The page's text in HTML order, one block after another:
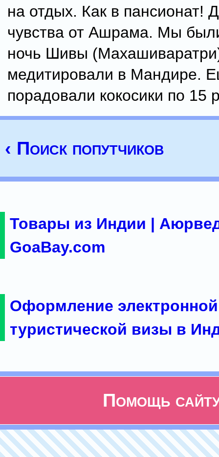
на отдых. Как в пансионат!
чувства от Ашрама. Мы
ночь Шивы
медитировали в Мандире.
порадовали кокосики по 15
‹ Поиск попутчиков
Товары из Индии |
GoaBay.com
Оформление электронной
туристической визы в
Помощь